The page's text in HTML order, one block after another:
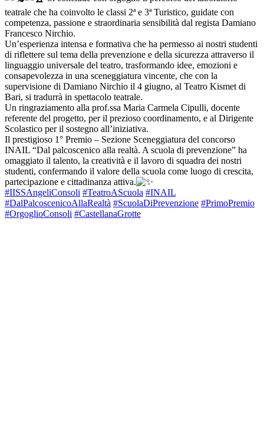
teatrale che ha coinvolto le classi 2ª e 3ª Turistico, guidate con
competenza, passione e straordinaria sensibilità dal regista Damiano
Francesco Nirchio.
Un’esperienza intensa e formativa che ha permesso ai nostri studenti
di riflettere sul tema della prevenzione e della sicurezza attraverso il
linguaggio universale del teatro, trasformando idee, emozioni e
consapevolezza in una sceneggiatura vincente, che con la
supervisione di Damiano Nirchio il 4 giugno, al Teatro Kismet di
Bari, si tradurrà in spettacolo teatrale.
Un ringraziamento alla prof.ssa Maria Carmela Cipulli, docente
referente del progetto, per il prezioso coordinamento, e al Dirigente
Scolastico per il sostegno all’iniziativa.
Il prestigioso 1° Premio – Sezione Sceneggiatura del concorso
INAIL “Dal palcoscenico alla realtà. A scuola di prevenzione” ha
omaggiato il talento, la creatività e il lavoro di squadra dei nostri
studenti, confermando il valore della scuola come luogo di crescita,
partecipazione e cittadinanza attiva.
#IISSAngeliConsoli #TeatroAScuola #INAIL
#DalPalcoscenicoAllaRealtà #ScuolaDiPrevenzione #PrimoPremio
#OrgoglioConsoli #CastellanaGrotte